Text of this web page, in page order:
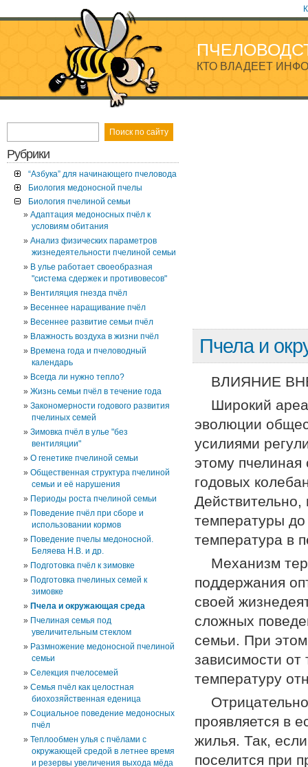
КТО ВЛАДЕЕТ
Пчела и
ВЛИЯНИЕ
Широкий
эволюции
усилиями
этому пчелиная
годовых
температуры
температура в
Механизм
поддержания
своей
сложных
семьи. При
зависимости
температуру
проявляется в
жилья. Так,
поселится при
Рубрики
“Азбука” для начинающего пчеловода
Биология медоносной пчелы
Биология пчелиной семьи
Адаптация медоносных пчёл к
условиям обитания
Анализ физических параметров
жизнедеятельности пчелиной семьи
В улье работает своеобразная
"система сдержек и противовесов"
Вентиляция гнезда пчёл
Весеннее наращивание пчёл
Весеннее развитие семьи пчёл
Влажность воздуха в жизни пчёл
Времена года и пчеловодный
календарь
Всегда ли нужно тепло?
Жизнь семьи пчёл в течение года
Закономерности годового развития
пчелиных семей
Зимовка пчёл в улье "без
вентиляции"
О генетике пчелиной семьи
Общественная структура пчелиной
семьи и её нарушения
Периоды роста пчелиной семьи
Поведение пчёл при сборе и
использовании кормов
Поведение пчелы медоносной.
Беляева Н.В. и др.
Подготовка пчёл к зимовке
Подготовка пчелиных семей к
зимовке
Пчела и окружающая среда
Пчелиная семья под
увеличительным стеклом
Размножение медоносной пчелиной
семьи
Селекция пчелосемей
Семья пчёл как целостная
биохозяйственная еденица
Социальное поведение медоносных
пчёл
Теплообмен улья с пчёлами с
окружающей средой в летнее время
и резервы увеличения выхода мёда